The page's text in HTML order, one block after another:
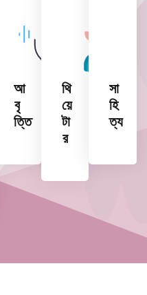
আ
বৃ
ত্তি
থি
য়ে
টা
র
সা
হি
ত্য